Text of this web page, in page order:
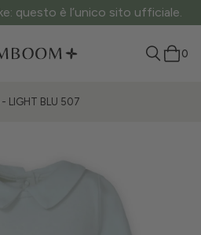
questo è l’unico sito ufficiale.
0
LIGHT BLU 507